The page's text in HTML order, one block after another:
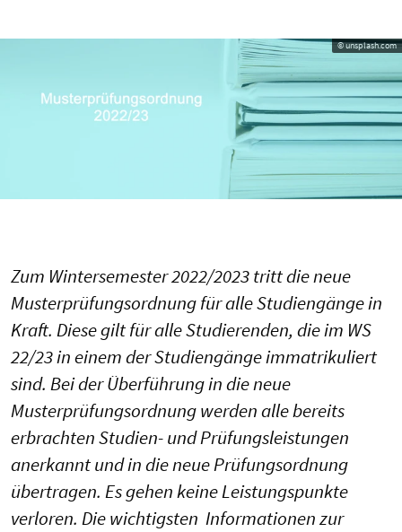
© unsplash.com
Zum Wintersemester 2022/2023 tritt die neue
Musterprüfungsordnung für alle Studiengänge in
Kraft. Diese gilt für alle Studierenden, die im WS
22/23 in einem der Studiengänge immatrikuliert
sind. Bei der Überführung in die neue
Musterprüfungsordnung werden alle bereits
erbrachten Studien- und Prüfungsleistungen
anerkannt und in die neue Prüfungsordnung
übertragen. Es gehen keine Leistungspunkte
verloren. Die wichtigsten Informationen zur